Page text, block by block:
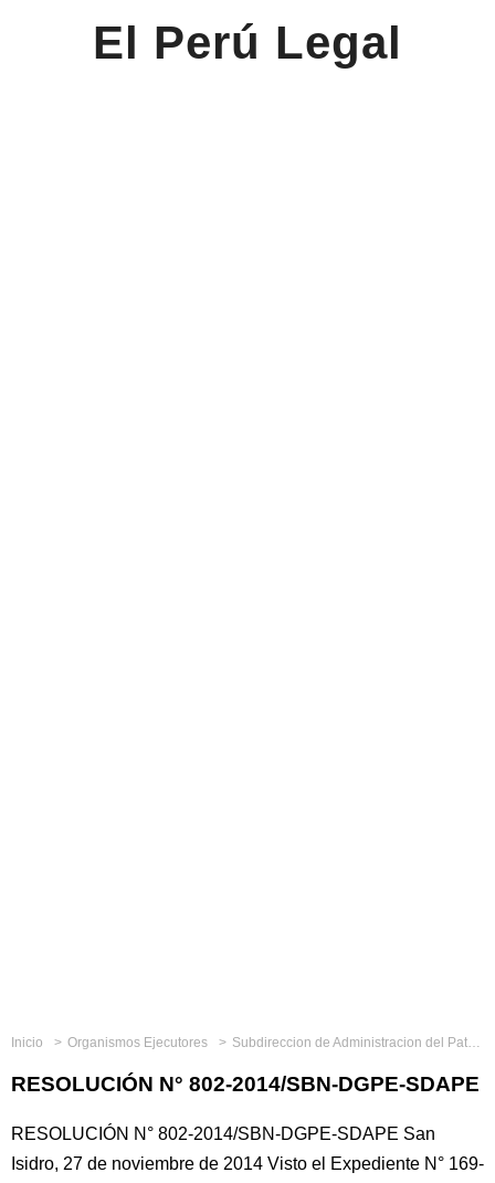
El Perú Legal
Inicio Organismos Ejecutores Subdireccion de Administracion del Patrimonio Estatal
RESOLUCIÓN N° 802-2014/SBN-DGPE-SDAPE
RESOLUCIÓN N° 802-2014/SBN-DGPE-SDAPE San
Isidro, 27 de noviembre de 2014 Visto el Expediente N° 169-